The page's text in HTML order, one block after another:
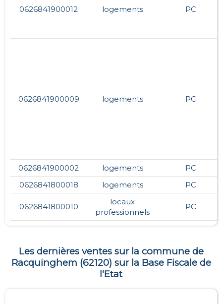
0626841900012 logements PC
0626841900009 logements PC
0626841900002 logements
PC
0626841800018
logements PC
0626841800010
locaux
professionnels
PC
Les dernières ventes sur la commune de
Racquinghem (62120) sur la Base Fiscale de
l‘Etat